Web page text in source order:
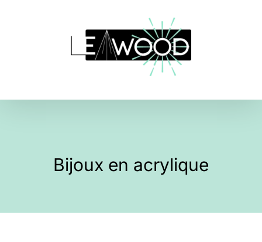
Bijoux en acrylique